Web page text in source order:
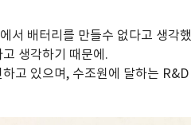
서 배터리를 만들수 없다고 생각했
생각하기 때문에.
고 있으며, 수조원에 달하는 R&D